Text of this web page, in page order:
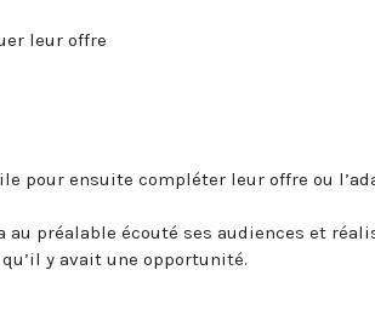
leur offre
pour ensuite compléter leur offre ou
au préalable écouté ses audiences et
y avait une opportunité.